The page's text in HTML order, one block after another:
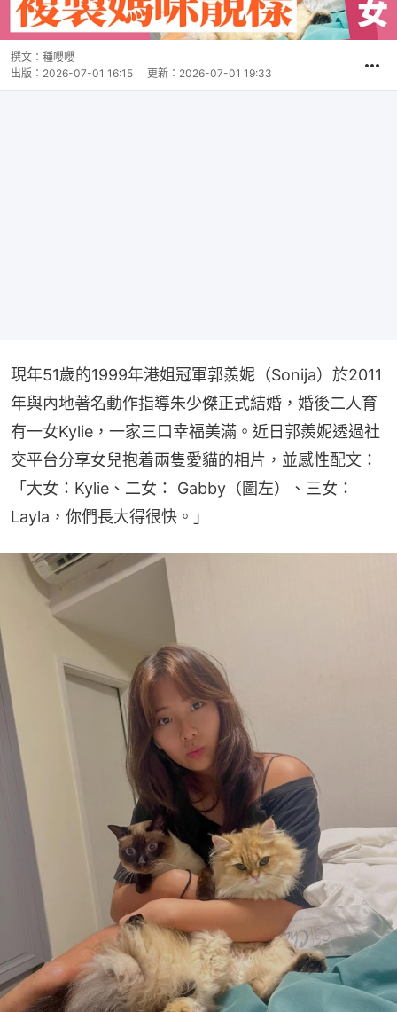
撰文： 種嚶嚶
出版： 2026-07-01 16:15 更新： 2026-07-01 19:33
現年51歲的1999年港姐冠軍郭羨妮（Sonija）於2011
年與內地著名動作指導朱少傑正式結婚，婚後二人育
有一女Kylie，一家三口幸福美滿。近日郭羨妮透過社
交平台分享女兒抱着兩隻愛貓的相片，並感性配文：
「大女：Kylie、二女： Gabby（圖左）、三女：
Layla，你們長大得很快。」